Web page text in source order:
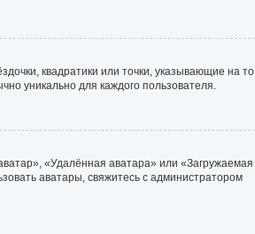
квадратики или точки, указывающие на
уникально для каждого пользователя.
«Удалённая аватара» или «Загружаемая
аватары, свяжитесь с администратором